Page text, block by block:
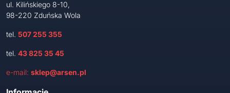
ul. Kilińskiego 8-10,
98-220 Zduńska Wola
tel. 507 255 355
tel. 43 825 35 45
e-mail: sklep@arsen.pl